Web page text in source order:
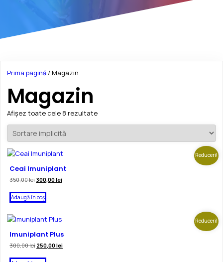
Prima pagină / Magazin
Magazin
Afișez toate cele 8 rezultate
Reduceri!
Ceai Imuniplant
350,00lei Prețul
a
fost:
300,00leiPrețul
Adaugă în coș
Reduceri!
Imuniplant Plus
300,00lei Prețul
250,00leiPrețul